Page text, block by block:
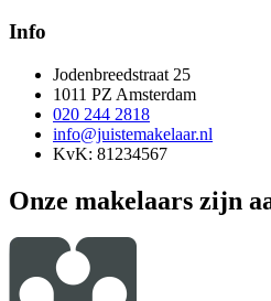
Info
Jodenbreedstraat 25
1011 PZ Amsterdam
020 244 2818
info@juistemakelaar.nl
KvK: 81234567
Onze makelaars zijn